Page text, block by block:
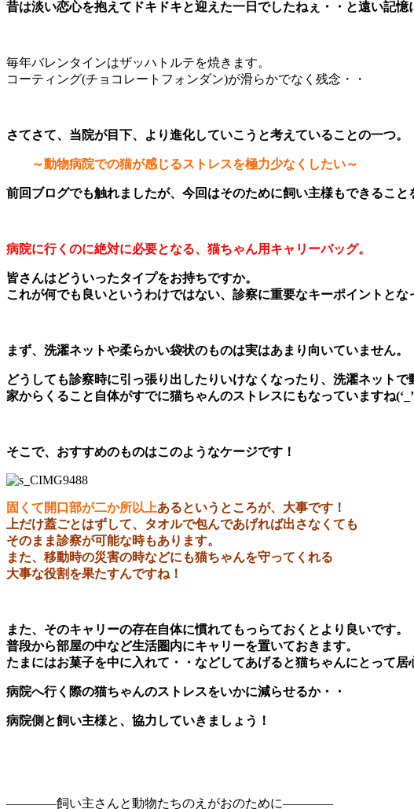
昔は淡い恋心を抱えてドキドキと迎えた一日でしたねぇ・・と遠い記憶
毎年バレンタインはザッハトルテを焼きます。
コーティング(チョコレートフォンダン)が滑らかでなく残念・・
さてさて、当院が目下、より進化していこうと考えていることの一つ。
～動物病院での猫が感じるストレスを極力少なくしたい～
前回ブログでも触れましたが、今回はそのために飼い主様もできること
病院に行くのに絶対に必要となる、猫ちゃん用キャリーバッグ。
皆さんはどういったタイプをお持ちですか。
これが何でも良いというわけではない、診察に重要なキーポイントとな
まず、洗濯ネットや柔らかい袋状のものは実はあまり向いていません。
どうしても診察時に引っ張り出したりいけなくなったり、洗濯ネットで
家からくること自体がすでに猫ちゃんのストレスにもなっていますね
そこで、おすすめのものはこのようなケージです！
固くて開口部が二か所以上あるというところが、大事です！
上だけ蓋ごとはずして、タオルで包んであげれば出さなくても
そのまま診察が可能な時もあります。
また、移動時の災害の時などにも猫ちゃんを守ってくれる
大事な役割を果たすんですね！
また、そのキャリーの存在自体に慣れてもっらておくとより良いです。
普段から部屋の中など生活圏内にキャリーを置いておきます。
たまにはお菓子を中に入れて・・などしてあげると猫ちゃんにとって居
病院へ行く際の猫ちゃんのストレスをいかに減らせるか・・
病院側と飼い主様と、協力していきましょう！
――――飼い主さんと動物たちのえがおのために――――